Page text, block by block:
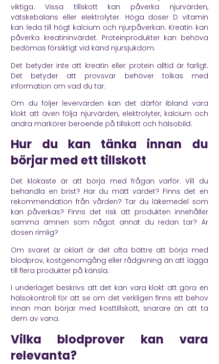
viktiga. Vissa tillskott kan påverka njurvärden,
vätskebalans eller elektrolyter. Höga doser D vitamin
kan leda till högt kalcium och njurpåverkan. Kreatin kan
påverka kreatininvärdet. Proteinprodukter kan behöva
bedömas försiktigt vid känd njursjukdom.
Det betyder inte att kreatin eller protein alltid är farligt.
Det betyder att provsvar behöver tolkas med
information om vad du tar.
Om du följer levervärden kan det därför ibland vara
klokt att även följa njurvärden, elektrolyter, kalcium och
andra markörer beroende på tillskott och hälsobild.
Hur du kan tänka innan du
börjar med ett tillskott
Det klokaste är att börja med frågan varför. Vill du
behandla en brist? Har du mätt värdet? Finns det en
rekommendation från vården? Tar du läkemedel som
kan påverkas? Finns det risk att produkten innehåller
samma ämnen som något annat du redan tar? Är
dosen rimlig?
Om svaret är oklart är det ofta bättre att börja med
blodprov, kostgenomgång eller rådgivning än att lägga
till flera produkter på känsla.
I underlaget beskrivs att det kan vara klokt att göra en
hälsokontroll för att se om det verkligen finns ett behov
innan man börjar med kosttillskott, snarare än att ta
dem av vana.
Vilka blodprover kan vara
relevanta?